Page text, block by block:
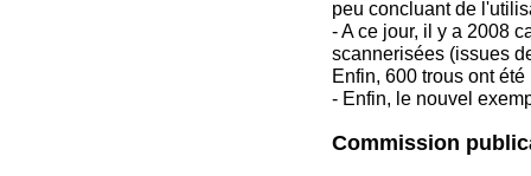
peu concluant de
- A ce jour, il y a 2008
scannerisées (issues
Enfin, 600 trous ont
- Enfin, le nouvel
Commission